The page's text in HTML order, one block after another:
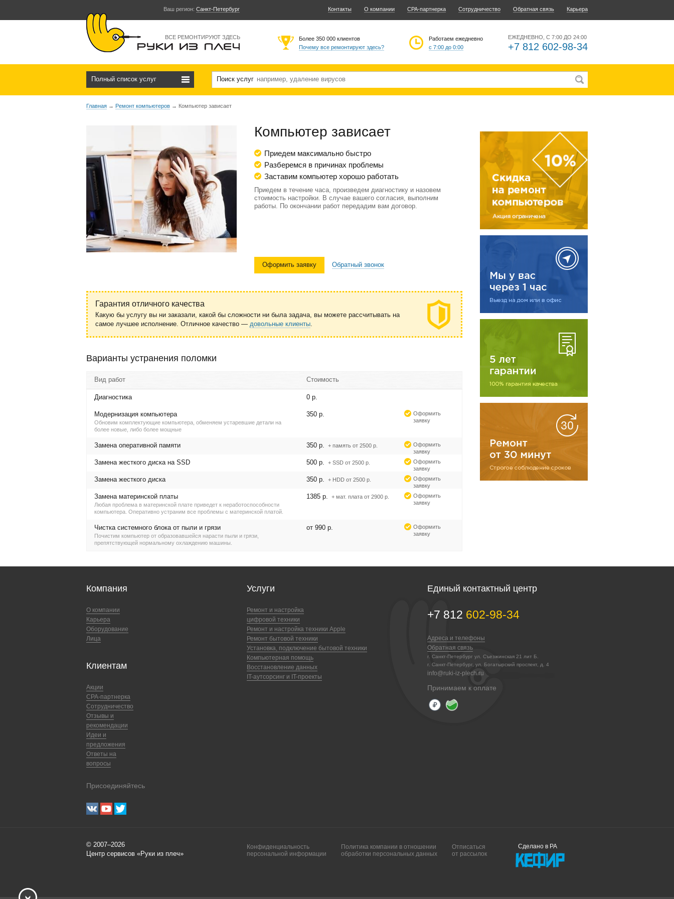
Ваш регион: Санкт-Петербург Контакты О компании CPA-партнерка Сотрудничество Обратная связь Карьера
ВСЕ РЕМОНТИРУЮТ ЗДЕСЬ ЕЖЕДНЕВНО, С 7:00 ДО 24:00
+7 812 602-98-34
Работаем ежедневно
с 7:00 до 0:00
Более 350 000 клиентов
Почему все ремонтируют здесь?
Полный список услуг Поиск услуг
Главная → Ремонт компьютеров → Компьютер зависает
Компьютер зависает
Приедем максимально быстро
Разберемся в причинах проблемы
Заставим компьютер хорошо работать
Приедем в течение часа, произведем диагностику и назовем
стоимость настройки. В случае вашего согласия, выполним
работы. По окончании работ передадим вам договор.
Оформить заявку Обратный звонок
Гарантия отличного качества
Какую бы услугу вы ни заказали, какой бы сложности ни была задача, вы можете рассчитывать на
самое лучшее исполнение. Отличное качество — довольные клиенты.
Варианты устранения поломки
Вид работ Стоимость
Диагностика 0 р.
Модернизация компьютера
Обновим комплектующие компьютера, обменяем устаревшие детали на
более новые, либо более мощные
350 р.
Оформить
заявку
Замена оперативной памяти 350 р. + память от 2500 р.
Оформить
заявку
Замена жесткого диска на SSD 500 р. + SSD от 2500 р.
Оформить
заявку
Замена жесткого диска 350 р. + HDD от 2500 р.
Оформить
заявку
Замена материнской платы
Любая проблема в материнской плате приведет к неработоспособности
компьютера. Оперативно устраним все проблемы с материнской платой.
1385 р. + мат. плата от 2900 р.
Оформить
заявку
Чистка системного блока от пыли и грязи
Почистим компьютер от образовавшейся нарасти пыли и грязи,
препятствующей нормальному охлаждению машины.
от 990 р.
Оформить
заявку
Компания
О компании
Карьера
Оборудование
Лица
Клиентам
Акции
CPA-партнерка
Сотрудничество
Отзывы и
рекомендации
Идеи и
предложения
Ответы на
вопросы
Присоединяйтесь
Услуги
Ремонт и настройка
цифровой техники
Ремонт и настройка техники Apple
Ремонт бытовой техники
Установка, подключение бытовой техники
Компьютерная помощь
Восстановление данных
IT-аутсорсинг и IT-проекты
Единый контактный центр
+7 812 602-98-34
Адреса и телефоны
Обратная связь
г. Санкт-Петербург ул. Съезжинская 21 лит Б.
г. Санкт-Петербург, ул. Богатырский проспект, д. 4
info@ruki-iz-plech.ru
Принимаем к оплате
© 2007–2026
Центр сервисов «Руки из плеч»
Конфиденциальность
персональной информации
Политика компании в отношении
обработки персональных данных
Отписаться
от рассылок
Сделано в РА